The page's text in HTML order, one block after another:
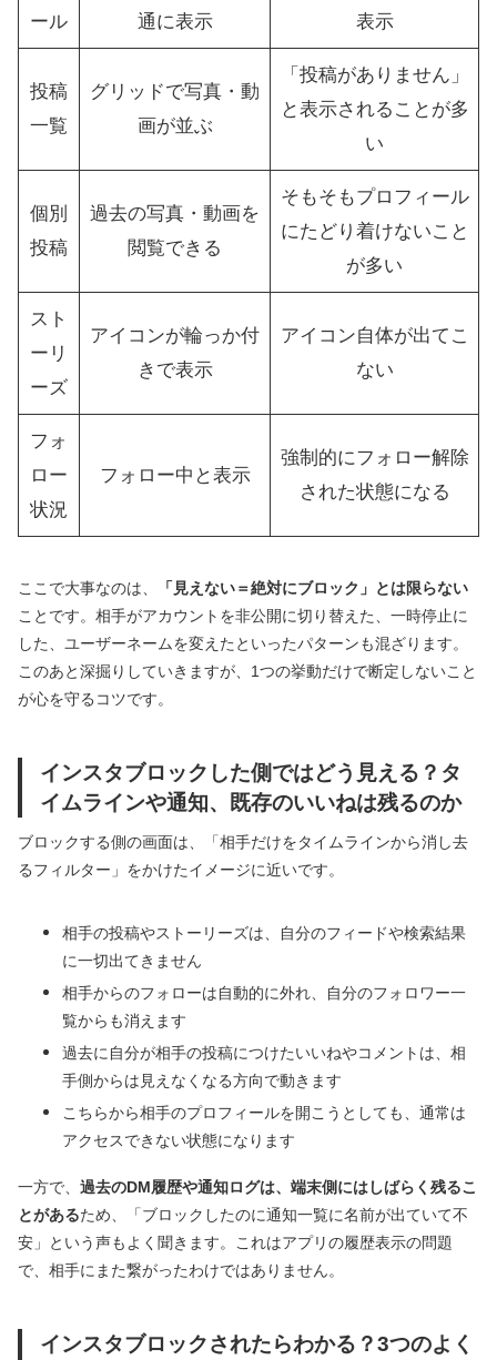
ール
通に表示
表示
投稿
一覧
グリッドで写真・動
画が並ぶ
「投稿がありません」
と表示されることが多
い
個別
投稿
過去の写真・動画を
閲覧できる
そもそもプロフィール
にたどり着けないこと
が多い
スト
ーリ
ーズ
アイコンが輪っか付
きで表示
アイコン自体が出てこ
ない
フォ
ロー
状況
フォロー中と表示
強制的にフォロー解除
された状態になる
ここで大事なのは、
「見えない＝絶対にブロック」とは限らない
ことです。相手がアカウントを非公開に切り替えた、一時停止に
した、ユーザーネームを変えたといったパターンも混ざります。
このあと深掘りしていきますが、1つの挙動だけで断定しないこと
が心を守るコツです。
インスタブロックした側ではどう見える？タ
イムラインや通知、既存のいいねは残るのか
ブロックする側の画面は、「相手だけをタイムラインから消し去
るフィルター」をかけたイメージに近いです。
相手の投稿やストーリーズは、自分のフィードや検索結果
に一切出てきません
相手からのフォローは自動的に外れ、自分のフォロワー一
覧からも消えます
過去に自分が相手の投稿につけたいいねやコメントは、相
手側からは見えなくなる方向で動きます
こちらから相手のプロフィールを開こうとしても、通常は
アクセスできない状態になります
一方で、 過去のDM履歴や通知ログは、端末側にはしばらく残るこ
とがあるため、「ブロックしたのに通知一覧に名前が出ていて不
安」という声もよく聞きます。これはアプリの履歴表示の問題
で、相手にまた繋がったわけではありません。
インスタブロックされたらわかる？3つのよく